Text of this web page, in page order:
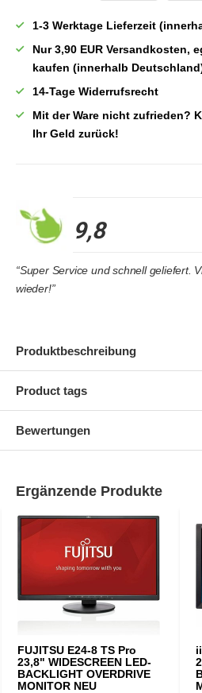
1-3 Werktage Lieferzeit
Nur 3,90 EUR Versandkosten,
kaufen (innerhalb
14-Tage Widerrufsrecht
Mit der Ware nicht zufrieden?
Ihr Geld zurück!
9,8
“Super Service und schnell geliefert.
wieder!”
Produktbeschreibung
Product tags
Bewertungen
Ergänzende Produkte
FUJITSU E24-8 TS Pro
23,8" WIDESCREEN LED-
BACKLIGHT OVERDRIVE
MONITOR NEU